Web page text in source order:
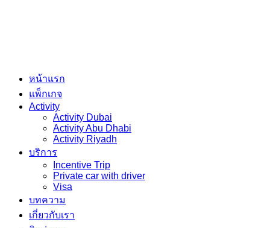
หน้าแรก
แพ็กเกจ
Activity
Activity Dubai
Activity Abu Dhabi
Activity Riyadh
บริการ
Incentive Trip
Private car with driver
Visa
บทความ
เกี่ยวกับเรา